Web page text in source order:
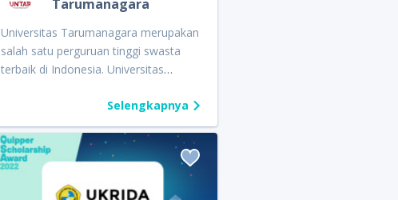
Program beasiswa diberikan untuk
terbaik dan lulus dalam seleksi
wawancara.
Tarumanagara
Universitas Tarumanagara merupakan
salah satu perguruan tinggi swasta
terbaik di Indonesia. Universitas
studi yang tersebar di beberapa
fakultas. Fakultas yang tersedia di
kampus ini mulai dari Ekonomi,
Hukum, Teknik, Kedokteran, Psikologi,
Selengkapnya